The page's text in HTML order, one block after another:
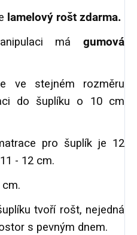
lamelový rošt zdarma.
má gumová
ve stejném rozměru
do šuplíku o 10 cm
pro šuplík je 12
- 12 cm.
tvoří rošt, nejedná
s pevným dnem.